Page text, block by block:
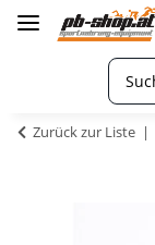
Zurück zur Liste